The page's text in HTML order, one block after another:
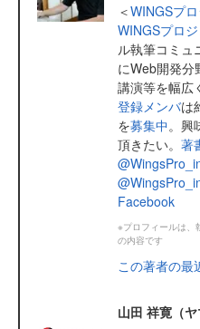
＜WINGSプ
WINGSプロ
ル執筆コミュ
にWeb開発分
講演等を幅広
登録メンバは
を募集中。興
頂きたい。 著
Facebook
※プロフィールは、
の内容です
この著者の最
山田 祥寛（ヤ